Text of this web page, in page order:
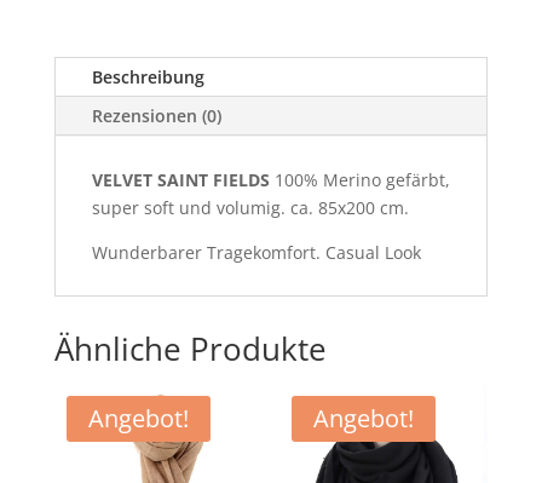
Beschreibung
Rezensionen (0)
VELVET SAINT FIELDS 100% Merino gefärbt,
super soft und volumig. ca. 85x200 cm.
Wunderbarer Tragekomfort. Casual Look
Ähnliche Produkte
Angebot! Angebot!